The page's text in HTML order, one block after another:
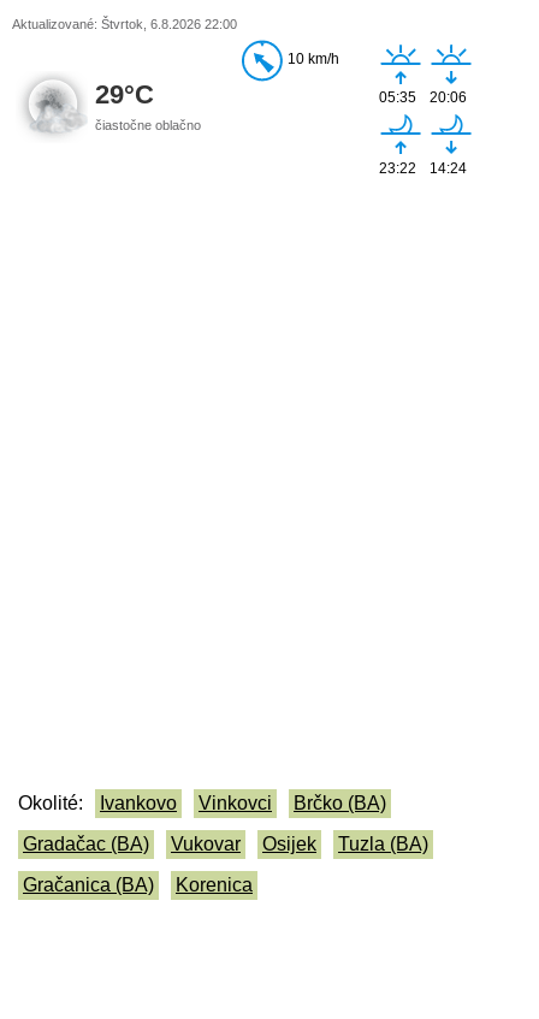
Aktualizované: Štvrtok, 6.8.2026 22:00
29°C
čiastočne oblačno
10 km/h
05:35 20:06
23:22 14:24
Okolité: Ivankovo Vinkovci
Brčko (BA)
Gradačac (BA)
Vukovar Osijek
Tuzla (BA)
Gračanica (BA)
Korenica